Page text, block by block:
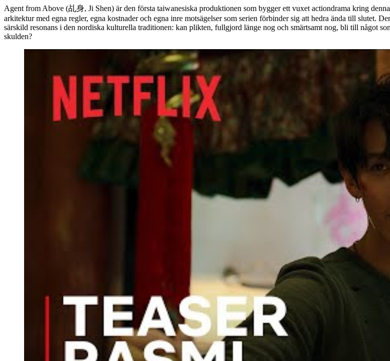
Agent from Above (乩身, Ji Shen) är den första taiwanesiska produktionen som bygger ett vuxet actiondrama kring
arkitektur med egna regler, egna kostnader och egna inre motsägelser som serien förbinder sig att hedra ända till slutet.
särskild resonans i den nordiska kulturella traditionen: kan plikten, fullgjord länge nog och smärtsamt nog, bli till något
skulden?